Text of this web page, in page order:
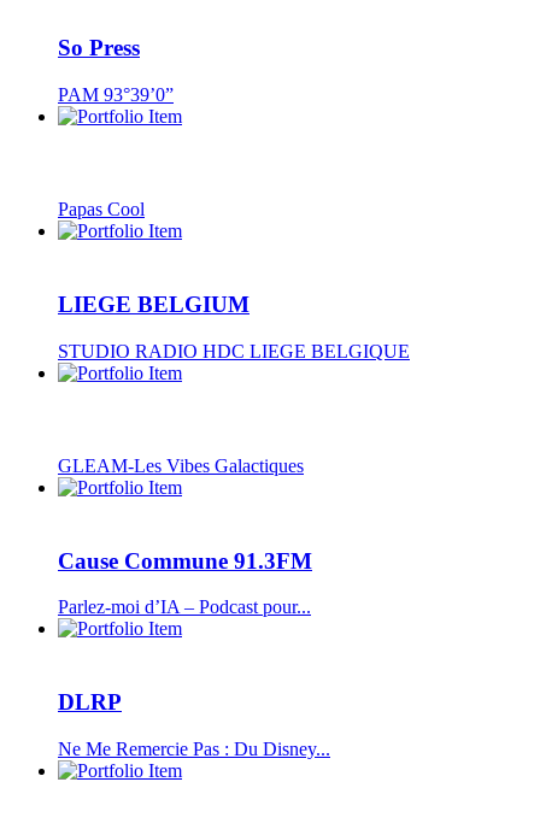
So Press
PAM 93°39’0”
Papas Cool
LIEGE BELGIUM
STUDIO RADIO HDC LIEGE BELGIQUE
GLEAM-Les Vibes Galactiques
Cause Commune 91.3FM
Parlez-moi d’IA – Podcast pour...
DLRP
Ne Me Remercie Pas : Du Disney...